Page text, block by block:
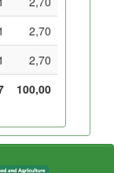
2,70
2,70
100,00